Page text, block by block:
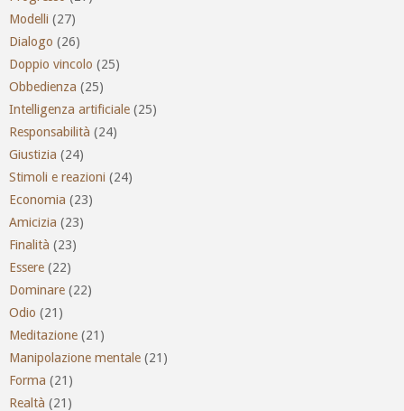
Modelli (27)
Dialogo (26)
Doppio vincolo (25)
Obbedienza (25)
Intelligenza artificiale (25)
Responsabilità (24)
Giustizia (24)
Stimoli e reazioni (24)
Economia (23)
Amicizia (23)
Finalità (23)
Essere (22)
Dominare (22)
Odio (21)
Meditazione (21)
Manipolazione mentale (21)
Forma (21)
Realtà (21)